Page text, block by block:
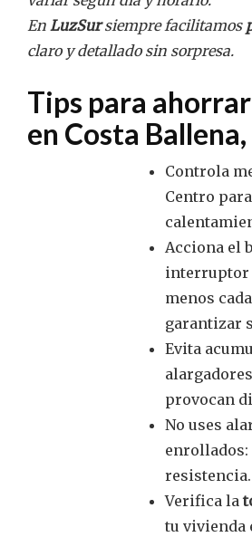
En LuzSursiempre facilitamos
claro y detallado sin sorpresa.
Tips para
en Costa
Controla
Centro
Acciona el
interruptor
menos
garantizar
Evita
provocan
No uses
enrollados:
resistencia.
Verifica la
tu vivienda